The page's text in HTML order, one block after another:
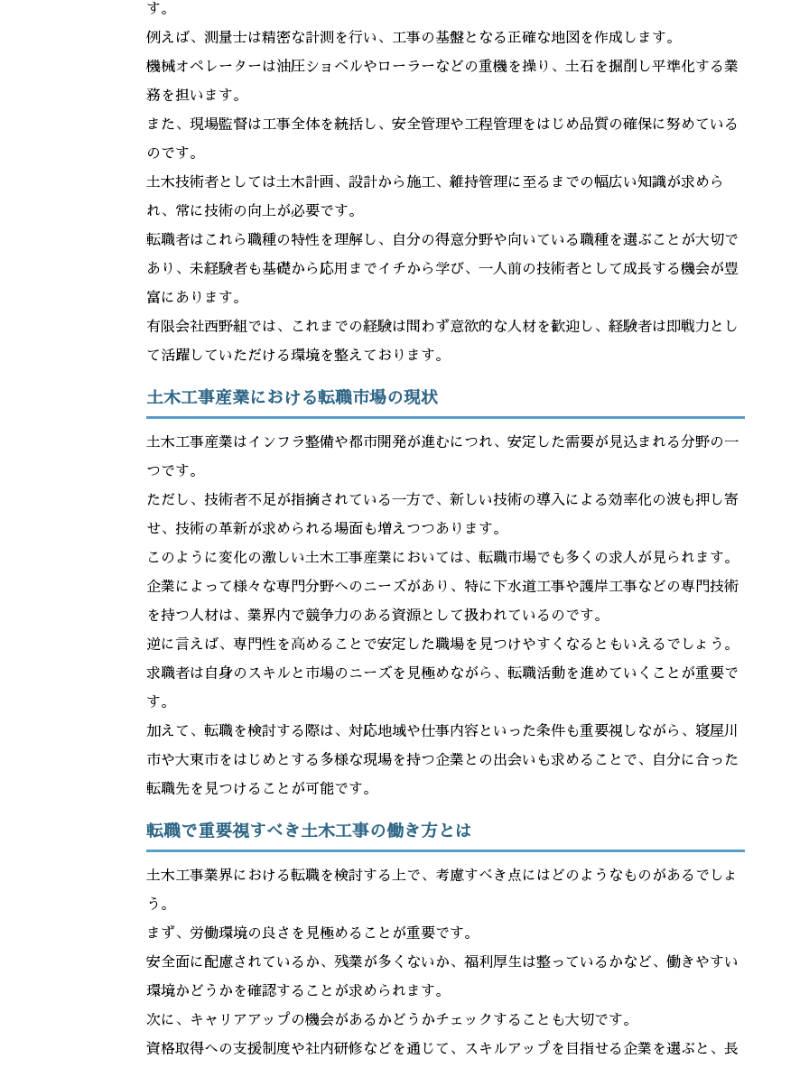
す。
例えば、測量士は精密な計測を行い、工事の基盤となる正確な地図を作成します。
機械オペレーターは油圧ショベルやローラーなどの重機を操り、土石を掘削し平準化する業
務を担います。
また、現場監督は工事全体を統括し、安全管理や工程管理をはじめ品質の確保に努めている
のです。
土木技術者としては土木計画、設計から施工、維持管理に至るまでの幅広い知識が求めら
れ、常に技術の向上が必要です。
転職者はこれら職種の特性を理解し、自分の得意分野や向いている職種を選ぶことが大切で
あり、未経験者も基礎から応用までイチから学び、一人前の技術者として成長する機会が豊
富にあります。
有限会社西野組では、これまでの経験は問わず意欲的な人材を歓迎し、経験者は即戦力とし
て活躍していただける環境を整えております。
土木工事産業における転職市場の現状
土木工事産業はインフラ整備や都市開発が進むにつれ、安定した需要が見込まれる分野の一
つです。
ただし、技術者不足が指摘されている一方で、新しい技術の導入による効率化の波も押し寄
せ、技術の革新が求められる場面も増えつつあります。
このように変化の激しい土木工事産業においては、転職市場でも多くの求人が見られます。
企業によって様々な専門分野へのニーズがあり、特に下水道工事や護岸工事などの専門技術
を持つ人材は、業界内で競争力のある資源として扱われているのです。
逆に言えば、専門性を高めることで安定した職場を見つけやすくなるともいえるでしょう。
求職者は自身のスキルと市場のニーズを見極めながら、転職活動を進めていくことが重要で
す。
加えて、転職を検討する際は、対応地域や仕事内容といった条件も重要視しながら、寝屋川
市や大東市をはじめとする多様な現場を持つ企業との出会いも求めることで、自分に合った
転職先を見つけることが可能です。
転職で重要視すべき土木工事の働き方とは
土木工事業界における転職を検討する上で、考慮すべき点にはどのようなものがあるでしょ
う。
まず、労働環境の良さを見極めることが重要です。
安全面に配慮されているか、残業が多くないか、福利厚生は整っているかなど、働きやすい
環境かどうかを確認することが求められます。
次に、キャリアアップの機会があるかどうかチェックすることも大切です。
資格取得への支援制度や社内研修などを通じて、スキルアップを目指せる企業を選ぶと、長